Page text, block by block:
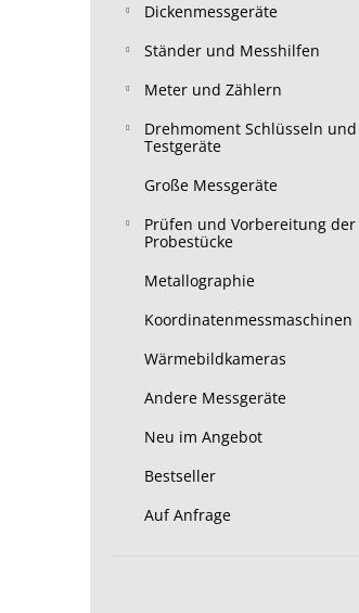
Dickenmessgeräte
Ständer und Messhilfen
Meter und Zählern
Drehmoment Schlüsseln und
Testgeräte
Große Messgeräte
Prüfen und Vorbereitung der
Probestücke
Metallographie
Koordinatenmessmaschinen
Wärmebildkameras
Andere Messgeräte
Neu im Angebot
Bestseller
Auf Anfrage